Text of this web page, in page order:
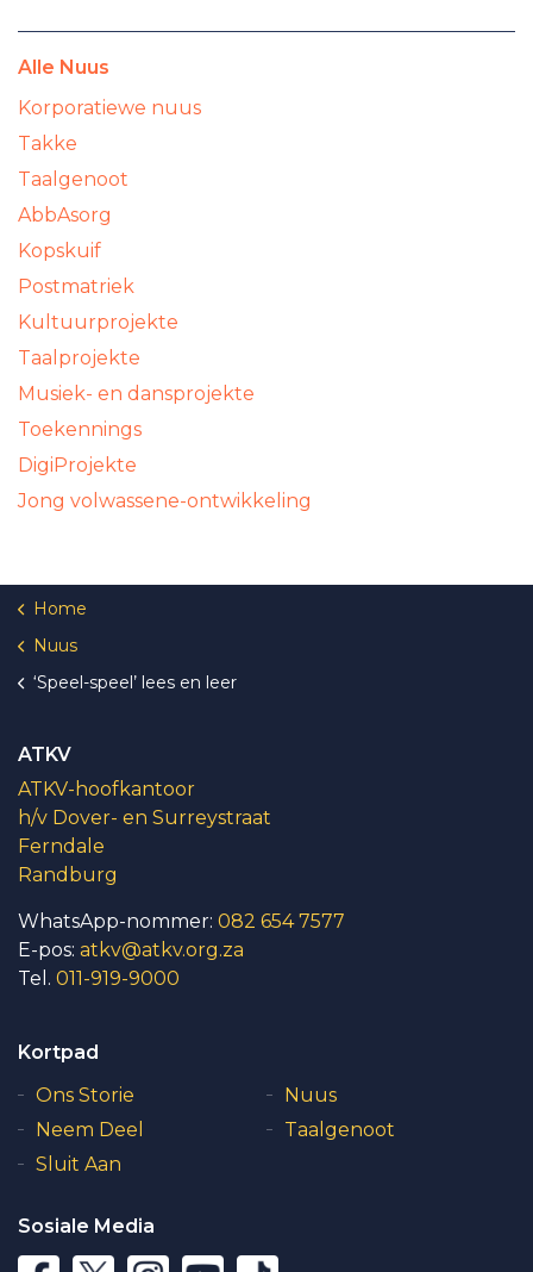
Alle Nuus
Korporatiewe nuus
Takke
Taalgenoot
AbbAsorg
Kopskuif
Postmatriek
Kultuurprojekte
Taalprojekte
Musiek- en dansprojekte
Toekennings
DigiProjekte
Jong volwassene-ontwikkeling
Home
Nuus
‘Speel-speel’ lees en leer
ATKV
ATKV-hoofkantoor
h/v Dover- en Surreystraat
Ferndale
Randburg
WhatsApp-nommer: 082 654 7577
E-pos: atkv@atkv.org.za
Tel. 011-919-9000
Kortpad
Ons Storie
Nuus
Neem Deel
Taalgenoot
Sluit Aan
Sosiale Media